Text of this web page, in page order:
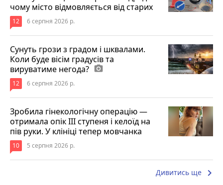
чому місто відмовляється від старих
12 6 серпня 2026 р.
Сунуть грози з градом і шквалами.
Коли буде вісім градусів та
вируватиме негода? photo_camera
12 6 серпня 2026 р.
Зробила гінекологічну операцію —
отримала опік ІІІ ступеня і келоїд на
пів руки. У клініці тепер мовчанка
10 5 серпня 2026 р.
Дивитись ще keyboard_arrow_right